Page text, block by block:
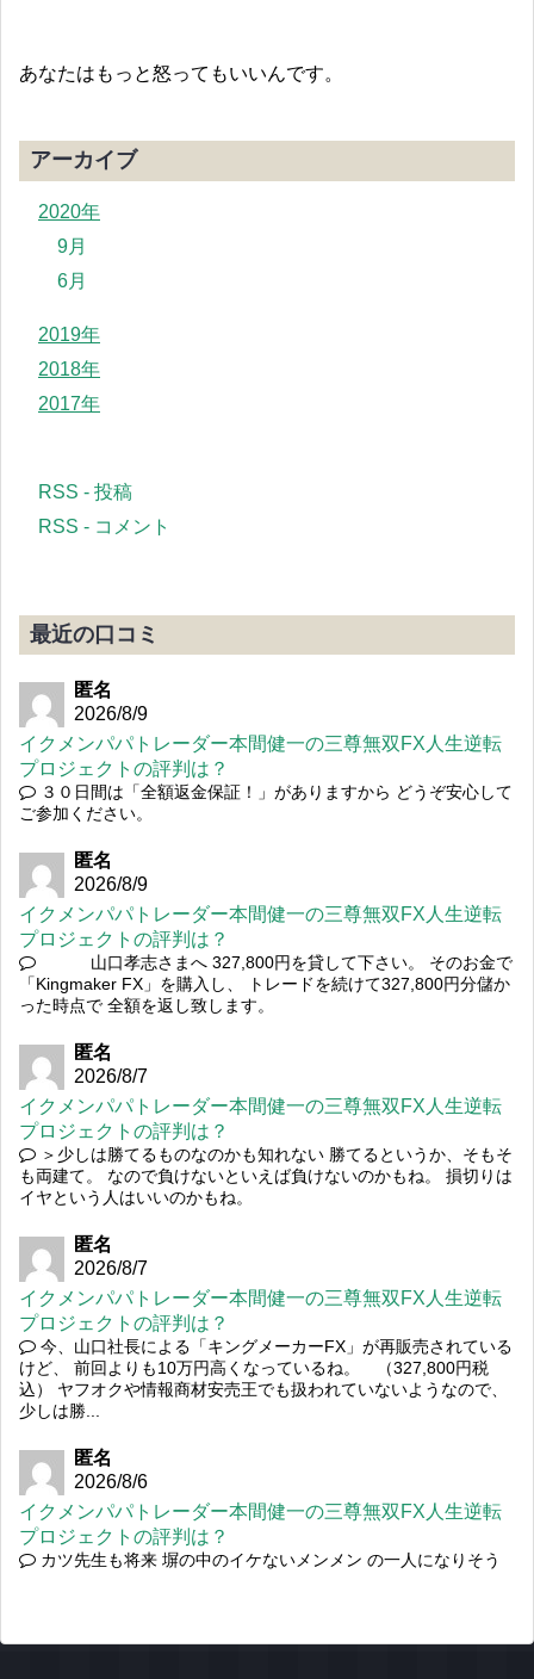
あなたはもっと怒ってもいいんです。
アーカイブ
2020年
9月
6月
2019年
2018年
2017年
RSS - 投稿
RSS - コメント
最近の口コミ
匿名
2026/8/9
イクメンパパトレーダー本間健一の三尊無双FX人生逆転
プロジェクトの評判は？
３０日間は「全額返金保証！」がありますから どうぞ安心して
ご参加ください。
匿名
2026/8/9
イクメンパパトレーダー本間健一の三尊無双FX人生逆転
プロジェクトの評判は？
山口孝志さまへ 327,800円を貸して下さい。 そのお金で
「Kingmaker FX」を購入し、 トレードを続けて327,800円分儲か
った時点で 全額を返し致します。
匿名
2026/8/7
イクメンパパトレーダー本間健一の三尊無双FX人生逆転
プロジェクトの評判は？
＞少しは勝てるものなのかも知れない 勝てるというか、そもそ
も両建て。 なので負けないといえば負けないのかもね。 損切りは
イヤという人はいいのかもね。
匿名
2026/8/7
イクメンパパトレーダー本間健一の三尊無双FX人生逆転
プロジェクトの評判は？
今、山口社長による「キングメーカーFX」が再販売されている
けど、 前回よりも10万円高くなっているね。 （327,800円税
込） ヤフオクや情報商材安売王でも扱われていないようなので、
少しは勝...
匿名
2026/8/6
イクメンパパトレーダー本間健一の三尊無双FX人生逆転
プロジェクトの評判は？
カツ先生も将来 塀の中のイケないメンメン の一人になりそう